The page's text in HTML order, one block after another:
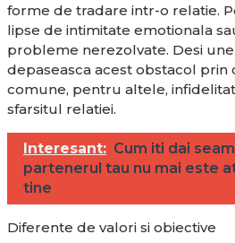
forme de tradare intr-o relatie.
lipse de intimitate emotionala
probleme nerezolvate. Desi
depaseasca acest obstacol prin
comune, pentru altele,
sfarsitul relatiei.
Interesant: Cum iti dai
partenerul tau nu mai este
tine
Diferente de valori si obiective